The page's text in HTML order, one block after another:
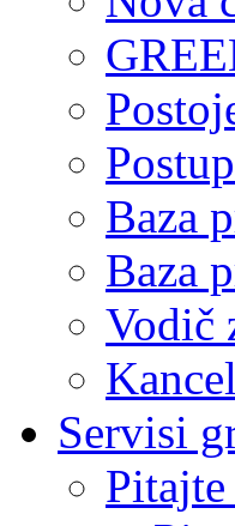
Baza
Baza
Vodič
Servisi